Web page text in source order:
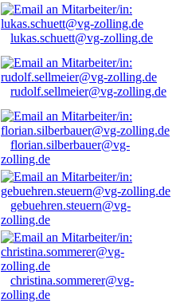
lukas.schuett@vg-zolling.de
rudolf.sellmeier@vg-zolling.de
florian.silberbauer@vg-
zolling.de
gebuehren.steuern@vg-
zolling.de
christina.sommerer@vg-
zolling.de